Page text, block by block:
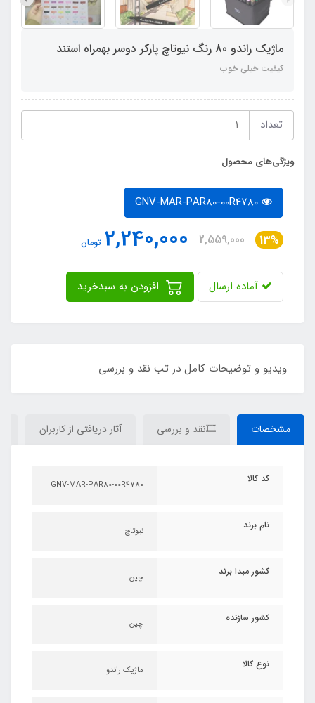
ماژیک راندو 80 رنگ نیوتاچ پارکر دوسر بهمراه استند
کیفیت خیلی خوب
تعداد
ویژگی‌های محصول
13%
2,559,000
2,240,000 تومان
آماده ارسال
ویدیو و توضیحات کامل در تب نقد و بررسی
مشخصات 🎞نقد و بررسی آثار دریافتی از کاربران
کد کالا GNV-MAR-PAR80-00R4780
نام برند نیوتاچ
کشور مبدا برند چین
کشور سازنده چین
نوع کالا ماژیک راندو